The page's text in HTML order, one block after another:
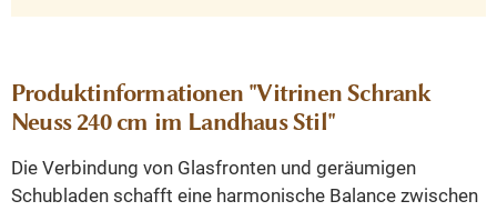
Produktinformationen "Vitrinen Schrank
Neuss 240 cm im Landhaus Stil"
Die Verbindung von Glasfronten und geräumigen
Schubladen schafft eine harmonische Balance zwischen